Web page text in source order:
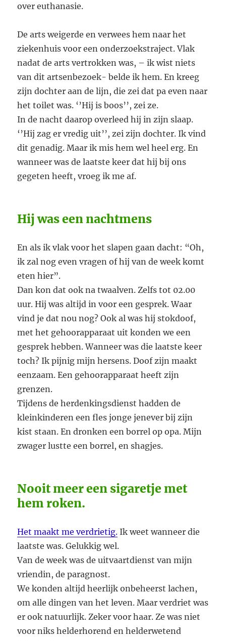
over euthanasie.
De arts weigerde en verwees hem naar het
ziekenhuis voor een onderzoekstraject. Vlak
nadat de arts vertrokken was, – ik wist niets
van dit artsenbezoek- belde ik hem. En kreeg
zijn dochter aan de lijn, die zei dat pa even naar
het toilet was. ‘’Hij is boos’’, zei ze.
In de nacht daarop overleed hij in zijn slaap.
‘’Hij zag er vredig uit’’, zei zijn dochter. Ik vind
dit genadig. Maar ik mis hem wel heel erg. En
wanneer was de laatste keer dat hij bij ons
gegeten heeft, vroeg ik me af.
Hij was een nachtmens
En als ik vlak voor het slapen gaan dacht: “Oh,
ik zal nog even vragen of hij van de week komt
eten hier”.
Dan kon dat ook na twaalven. Zelfs tot 02.00
uur. Hij was altijd in voor een gesprek. Waar
vind je dat nou nog? Ook al was hij stokdoof,
met het gehoorapparaat uit konden we een
gesprek hebben. Wanneer was die laatste keer
toch? Ik pijnig mijn hersens. Doof zijn maakt
eenzaam. Een gehoorapparaat heeft zijn
grenzen.
Tijdens de herdenkingsdienst hadden de
kleinkinderen een fles jonge jenever bij zijn
kist staan. En dronken een borrel op opa. Mijn
zwager lustte een borrel, en shagjes.
Nooit meer een sigaretje met
hem roken.
Het maakt me verdrietig. Ik weet wanneer die
laatste was. Gelukkig wel.
Van de week was de uitvaartdienst van mijn
vriendin, de paragnost.
We konden altijd heerlijk onbeheerst lachen,
om alle dingen van het leven. Maar verdriet was
er ook natuurlijk. Zeker voor haar. Ze was niet
voor niks helderhorend en helderwetend